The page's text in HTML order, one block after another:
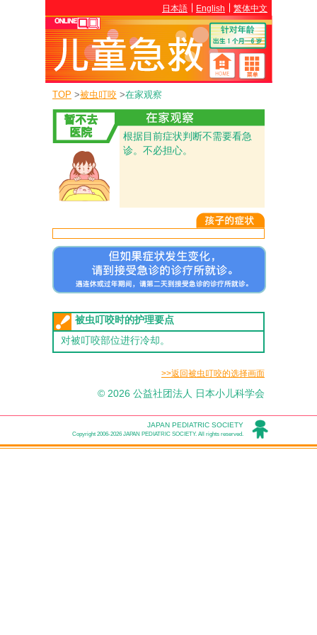
日本語 English 繁体中文
TOP >被虫叮咬 >在家观察
根据目前症状判断不需要看急
诊。不必担心。
被虫叮咬时的护理要点
对被叮咬部位进行冷却。
>>返回被虫叮咬的选择画面
© 2026 公益社团法人 日本小儿科学会
JAPAN PEDIATRIC SOCIETY
Copyright 2006-2026 JAPAN PEDIATRIC SOCIETY. All rights reserved.